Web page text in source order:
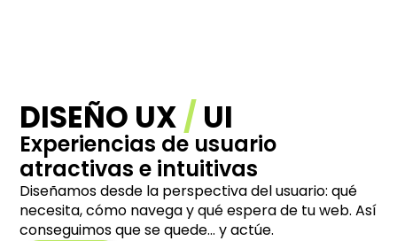
DISEÑO UX/ UI
Experiencias de usuario
atractivas e intuitivas
Diseñamos desde la perspectiva del usuario: qué
necesita, cómo navega y qué espera de tu web. Así
conseguimos que se quede… y actúe.